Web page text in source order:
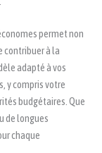
permet non
contribuer à la
adapté à vos
y compris votre
budgétaires. Que
de longues
chaque